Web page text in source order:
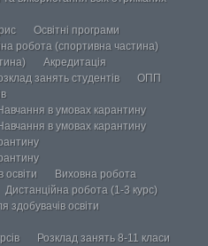
Освітні програми
робота (спортивна частина)
Акредитація
занять студентів
ОПП
в умовах карантину
в умовах карантину
освіти
Виховна робота
Дистанційна робота (1-3 курс)
здобувачів освіти
Розклад занять 8-11 класи